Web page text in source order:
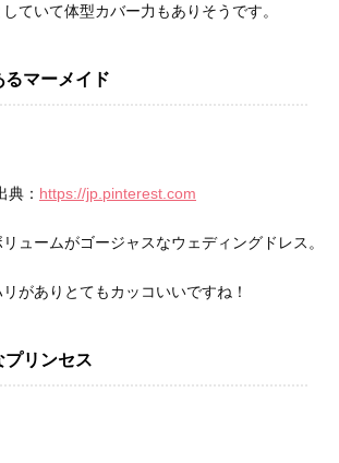
ていて体型カバー力もありそうです。
マーメイド
典： https://jp.pinterest.com
ュームがゴージャスなウェディングドレス。
がありとてもカッコいいですね！
プリンセス